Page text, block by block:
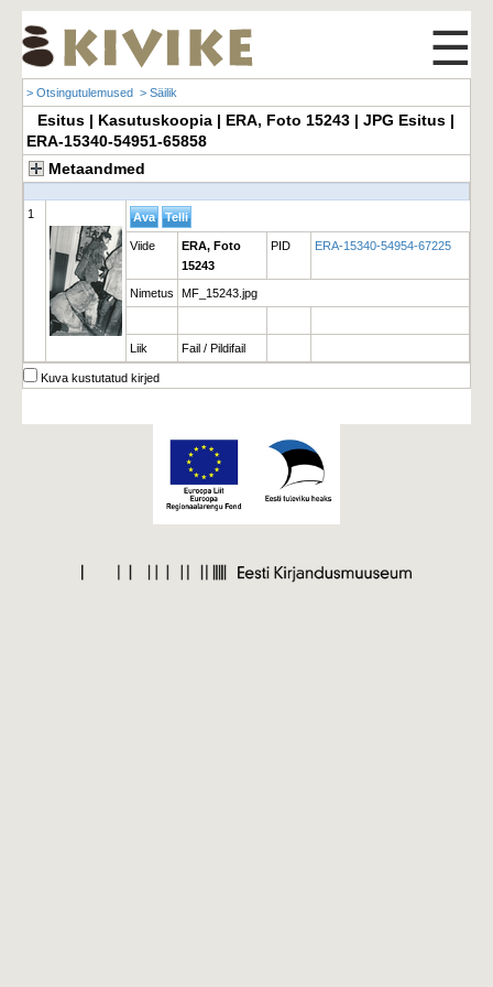
☰
> Otsingutulemused > Säilik
Esitus | Kasutuskoopia | ERA, Foto 15243 | JPG Esitus |
ERA-15340-54951-65858
Metaandmed
1
Viide
ERA, Foto
15243
PID ERA-15340-54954-67225
Nimetus MF_15243.jpg
Liik Fail / Pildifail
Kuva kustutatud kirjed